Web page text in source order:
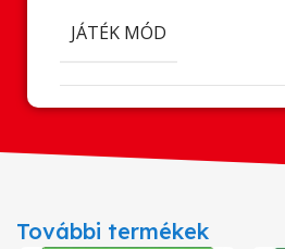
JÁTÉK MÓD
További termékek